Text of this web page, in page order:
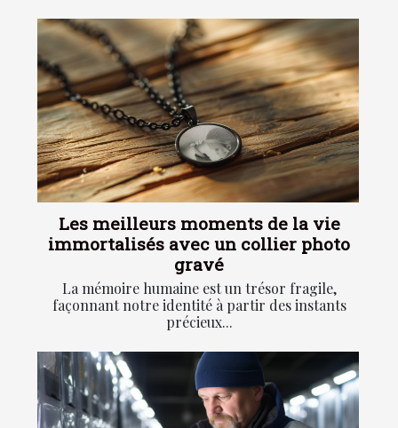
Les meilleurs moments de la vie
immortalisés avec un collier photo
gravé
La mémoire humaine est un trésor fragile,
façonnant notre identité à partir des instants
précieux...